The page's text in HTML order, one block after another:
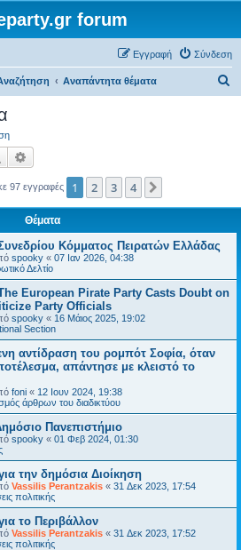
forum
Σύνδεση
Εγγραφή
Αναπάντητα θέματα
η
Αναζήτηση
97 εγγραφές 1 2 3 4
Θέματα
Κόμματος Πειρατών Ελλάδας
spooky « 07 Ιαν 2026, 04:38
Δελτίο
European Pirate Party Casts Doubt on
Party Officials
spooky « 16 Μάιος 2025, 19:02
Section
αντίδραση του ρομπότ Σοφία, όταν
απάντησε με κλειστό το
foni « 12 Ιουν 2024, 19:38
άρθρων του διαδικτύου
Πανεπιστήμιο
spooky « 01 Φεβ 2024, 01:30
την δημόσια Διοίκηση
Vassilis Perantzakis « 31 Δεκ 2023, 17:54
πολιτικής
το Περιβάλλον
Vassilis Perantzakis « 31 Δεκ 2023, 17:52
πολιτικής